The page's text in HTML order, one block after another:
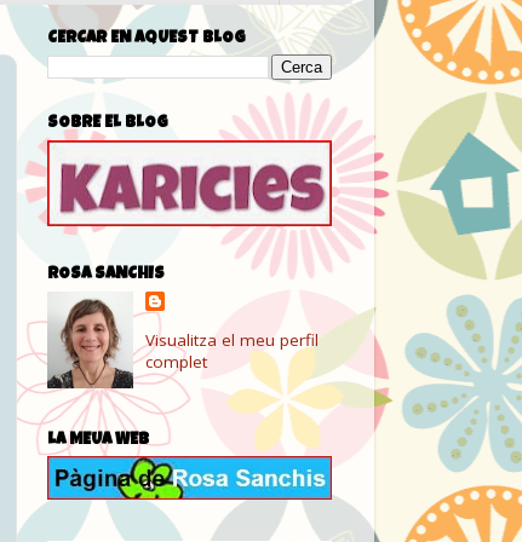
CERCAR EN AQUEST BLOG
SOBRE EL BLOG
ROSA SANCHIS
Visualitza el meu perfil
complet
LA MEUA WEB